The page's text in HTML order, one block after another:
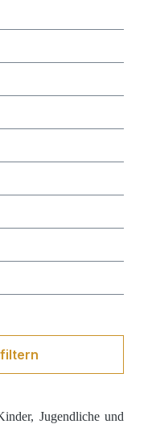
Jugendliche und